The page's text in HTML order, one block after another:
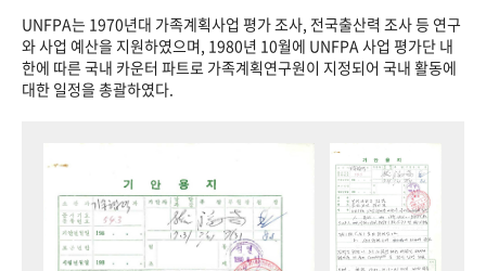
UNFPA는 1970년대 가족계획사업 평가 조사, 전국출산력 조사 등 연구
와 사업 예산을 지원하였으며, 1980년 10월에 UNFPA 사업 평가단 내
한에 따른 국내 카운터 파트로 가족계획연구원이 지정되어 국내 활동에
대한 일정을 총괄하였다.